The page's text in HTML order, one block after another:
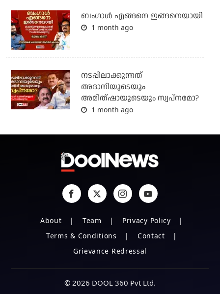
ബം​ഗാൾ എങ്ങനെ ഇങ്ങനെയായി
1 month ago
നടപ്പിലാക്കുന്നത്
അദാനിയുടെയും
അമിത്ഷായുടെയും സ്വപ്നമോ?
1 month ago
About Team
Privacy Policy
Terms & Conditions
Contact
Grievance Redressal
© 2026 DOOL 360 Pvt Ltd.